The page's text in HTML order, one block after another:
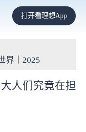
打开看理想App
界｜2025
人们究竟在担